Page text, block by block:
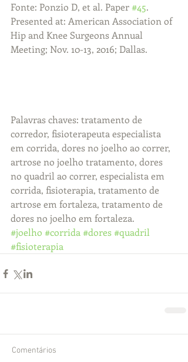
Fonte: Ponzio D, et al. Paper #45.
Presented at: American Association of
Hip and Knee Surgeons Annual
Meeting; Nov. 10-13, 2016; Dallas.
Palavras chaves: tratamento de
corredor, fisioterapeuta especialista
em corrida, dores no joelho ao correr,
artrose no joelho tratamento, dores
no quadril ao correr, especialista em
corrida, fisioterapia, tratamento de
artrose em fortaleza, tratamento de
dores no joelho em fortaleza.
#joelho #corrida#dores#quadril
#fisioterapia
Comentários